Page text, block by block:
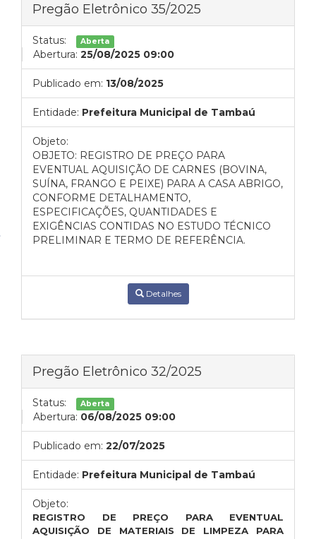
Pregão Eletrônico 35/2025
Status: Aberta
Abertura: 25/08/2025 09:00
Publicado em: 13/08/2025
Entidade: Prefeitura Municipal de Tambaú
Objeto:
OBJETO: REGISTRO DE PREÇO PARA
EVENTUAL AQUISIÇÃO DE CARNES (BOVINA,
SUÍNA, FRANGO E PEIXE) PARA A CASA ABRIGO,
CONFORME DETALHAMENTO,
ESPECIFICAÇÕES, QUANTIDADES E
EXIGÊNCIAS CONTIDAS NO ESTUDO TÉCNICO
PRELIMINAR E TERMO DE REFERÊNCIA.
Detalhes
Pregão Eletrônico 32/2025
Status: Aberta
Abertura: 06/08/2025 09:00
Publicado em: 22/07/2025
Entidade: Prefeitura Municipal de Tambaú
Objeto:
REGISTRO DE PREÇO PARA EVENTUAL
AQUISIÇÃO DE MATERIAIS DE LIMPEZA PARA